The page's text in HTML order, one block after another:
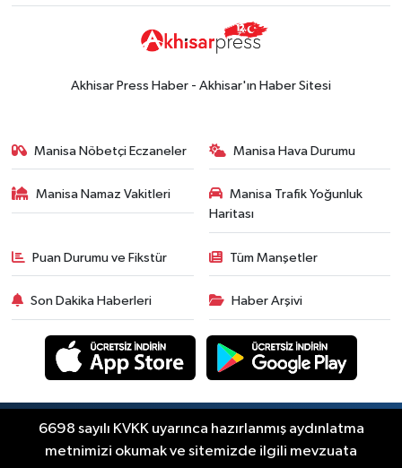
Akhisar Press Haber - Akhisar'ın Haber Sitesi
Manisa Nöbetçi Eczaneler Manisa Hava Durumu
Manisa Namaz Vakitleri
Manisa Trafik Yoğunluk
Haritası
Puan Durumu ve Fikstür Tüm Manşetler
Son Dakika Haberleri Haber Arşivi
RSS
Copyright © Akhisar Press Haber 2012-2026 Her
hakkı saklıdır.
6698 sayılı KVKK uyarınca hazırlanmış aydınlatma
metnimizi okumak ve sitemizde ilgili mevzuata